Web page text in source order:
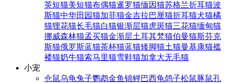
英短猫美短猫布偶猫暹罗猫缅因猫苏格兰折耳猫波
斯猫中华田园猫加菲猫金吉拉巴厘猫折耳猫犬猫橘
猫狸花猫长毛猫白猫银渐层猫虎斑猫三花猫缅甸猫
挪威森林猫孟买猫金渐层土耳其梵猫伯曼猫斯芬克
斯猫俄罗斯蓝猫茶杯猫蓝猫矮脚猫土猫曼基康猫褴
褛猫奶牛猫索马里猫雪鞋猫加拿大无毛猫
小宠
仓鼠乌龟兔子鹦鹉金鱼锦鲤巴西龟鸽子松鼠豚鼠孔